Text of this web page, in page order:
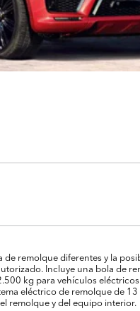
remolque diferentes y la
Incluye una bola de
kg para vehículos
eléctrico de remolque de 13
remolque y del equipo interior.